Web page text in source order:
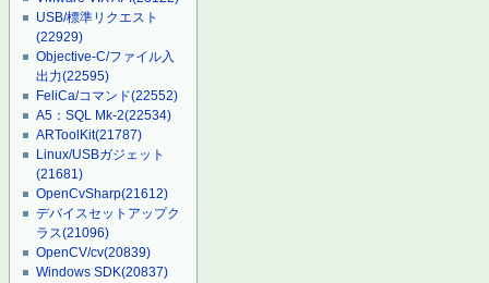
USB/標準リクエスト
(22929)
Objective-C/ファイル入
出力(22595)
FeliCa/コマンド(22552)
A5：SQL Mk-2(22534)
ARToolKit(21787)
Linux/USBガジェット
(21681)
OpenCvSharp(21612)
デバイスセットアップク
ラス(21096)
OpenCV/cv(20839)
Windows SDK(20837)